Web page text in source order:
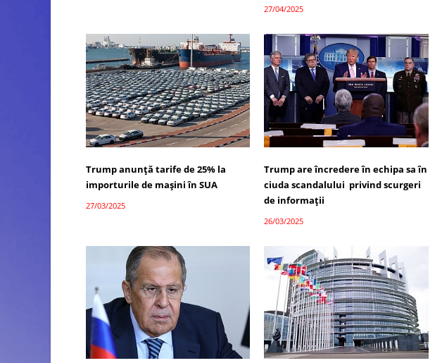
27/04/2025
Trump anunță tarife de 25% la
importurile de mașini în SUA
27/03/2025
Trump are încredere în echipa sa în
ciuda scandalului privind scurgeri
de informații
26/03/2025